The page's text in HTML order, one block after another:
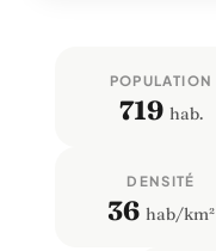
POPULATION
719 hab.
DENSITÉ
36 hab/km²